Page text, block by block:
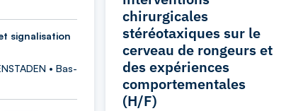
signalisation
• Bas-
chirurgicales
stéréotaxiques sur le
cerveau de rongeurs et
des expériences
comportementales
(H/F)